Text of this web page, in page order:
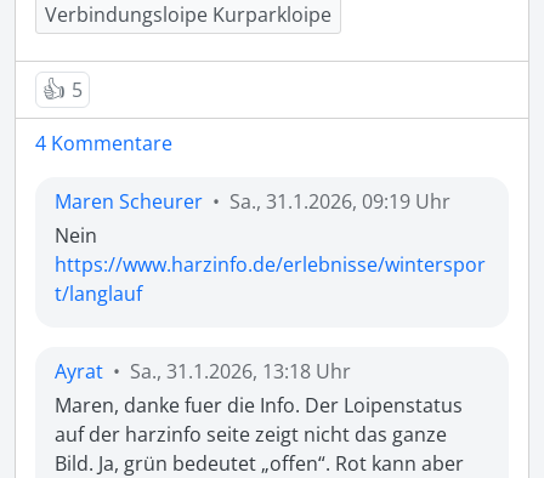
Verbindungsloipe Kurparkloipe
👍 5
4 Kommentare
Maren Scheurer • Sa., 31.1.2026, 09:19 Uhr
https://www.harzinfo.de/erlebnisse/winterspor
t/langlauf
Ayrat • Sa., 31.1.2026, 13:18 Uhr
Maren, danke fuer die Info. Der Loipenstatus
auf der harzinfo seite zeigt nicht das ganze
Bild. Ja, grün bedeutet „offen“. Rot kann aber